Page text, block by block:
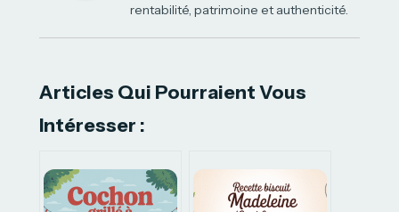
rentabilité, patrimoine et authenticité.
Articles Qui Pourraient Vous
Intéresser :